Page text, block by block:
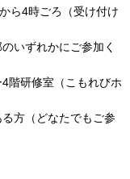
ら4時ごろ（受け付け
いずれかにご参加く
階研修室（こもれびホ
方（どなたでもご参